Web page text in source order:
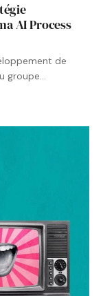
AI Process
de
groupe…